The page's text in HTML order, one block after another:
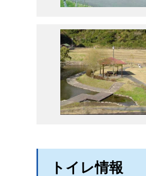
トイレ情報